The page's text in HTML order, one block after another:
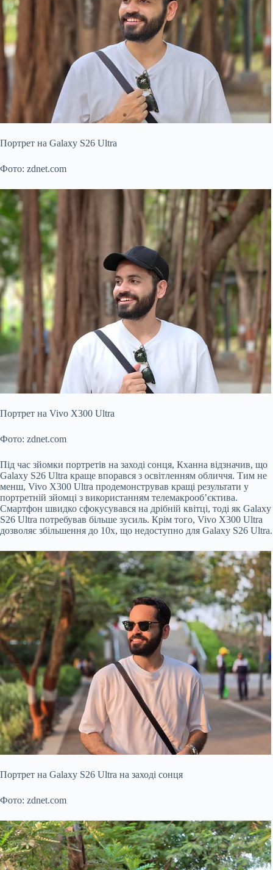
Портрет на Galaxy S26 Ultra
Фото: zdnet.com
Портрет на Vivo X300 Ultra
Фото: zdnet.com
Під час зйомки портретів на заході сонця, Кханна відзначив, що
Galaxy S26 Ultra краще впорався з освітленням обличчя. Тим не
менш, Vivo X300 Ultra продемонстрував кращі результати у
портретній зйомці з використанням телемакрооб’єктива.
Смартфон швидко сфокусувався на дрібній квітці, тоді як Galaxy
S26 Ultra потребував більше зусиль. Крім того, Vivo X300 Ultra
дозволяє збільшення до 10x, що недоступно для Galaxy S26 Ultra.
Портрет на Galaxy S26 Ultra на заході сонця
Фото: zdnet.com